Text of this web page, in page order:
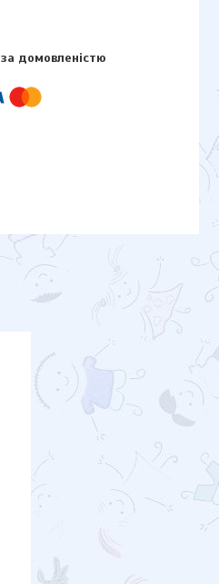
за домовленістю